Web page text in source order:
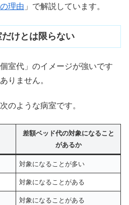
理由 」で解説しています。
けとは限らない
室代」のイメージが強いです
りません。
のような病室です。
差額ベッド代の対象になること
があるか
対象になることが多い
対象になることがある
対象になることがある